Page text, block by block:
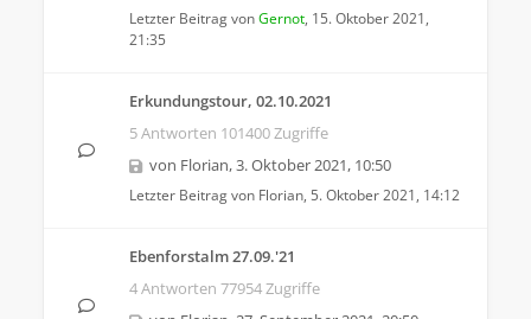
Letzter Beitrag vonGernot, 15. Oktober 2021,
21:35
Erkundungstour, 02.10.2021
5 Antworten 101400 Zugriffe
von Florian,3. Oktober 2021, 10:50
Letzter Beitrag von Florian, 5. Oktober 2021, 14:12
Ebenforstalm 27.09.'21
4 Antworten 77954 Zugriffe